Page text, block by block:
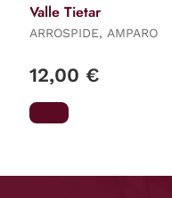
Valle Tietar
ARROSPIDE, AMPARO
12,00 €